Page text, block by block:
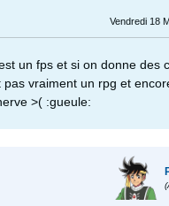
Vendredi 18
un fps et si on donne des
pas vraiment un rpg et
>( :gueule: